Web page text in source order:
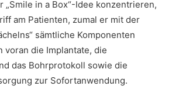
„Smile in a Box“-Idee konzentrieren,
am Patienten, zumal er mit der
sämtliche Komponenten
voran die Implantate, die
das Bohrprotokoll sowie die
zur Sofortanwendung.